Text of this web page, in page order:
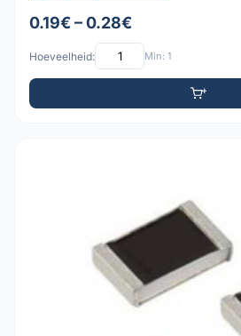
0.19€ – 0.28€
Hoeveelheid: Min: 1